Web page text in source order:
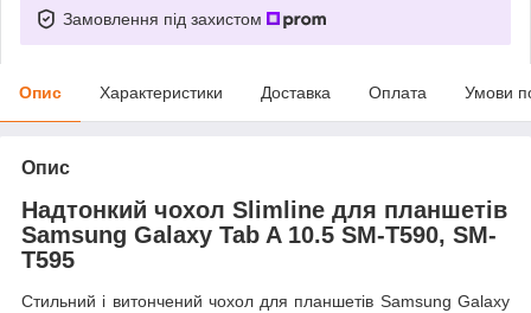
Замовлення під захистом
Опис Характеристики Доставка Оплата Умови
Опис
Надтонкий чохол Slimline для планшетів
Samsung Galaxy Tab A 10.5 SM-T590, SM-
T595
Стильний і витончений чохол для планшетів Samsung Galaxy